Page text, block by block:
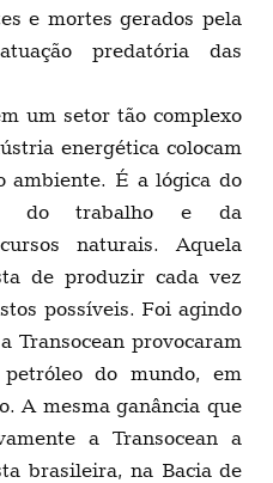
e mortes gerados pela
predatória das
um setor tão complexo
energética colocam
ambiente. É a lógica do
do trabalho e da
naturais. Aquela
de produzir cada vez
possíveis. Foi agindo
Transocean provocaram
do mundo, em
A mesma ganância que
a Transocean a
brasileira, na Bacia de